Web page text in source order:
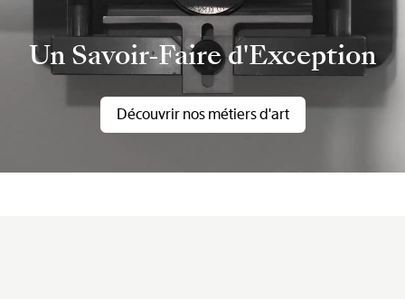
Un Savoir-Faire d'Exception
Découvrir nos métiers d'art